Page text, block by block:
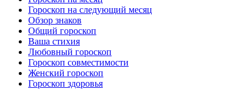
Гороскоп на следующий месяц
Обзор знаков
Общий гороскоп
Ваша стихия
Любовный гороскоп
Гороскоп совместимости
Женский гороскоп
Гороскоп здоровья